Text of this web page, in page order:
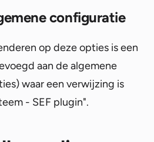
configuratie
op deze opties is een
aan de algemene
waar een verwijzing is
- SEF plugin".